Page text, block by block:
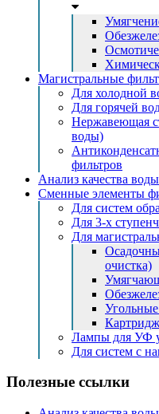
Магистральные
Для холодной
Для горячей
Нержавеющая
воды)
фильтров
Анализ качества воды
Сменные элементы
Для систем
Для 3-х
Для
очистка)
Лампы для УФ
Для систем с
Полезные ссылки